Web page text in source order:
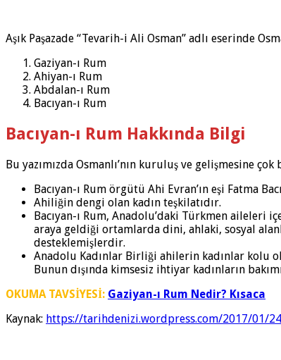
Aşık Paşazade “Tevarih-i Ali Osman” adlı eserinde
Gaziyan-ı Rum
Ahiyan-ı Rum
Abdalan-ı Rum
Bacıyan-ı Rum
Bacıyan-ı Rum Hakkında Bilgi
Bu yazımızda Osmanlı’nın kuruluş ve gelişmesine
Bacıyan-ı Rum örgütü Ahi Evran’ın eşi Fatma
Ahiliğin dengi olan kadın teşkilatıdır.
Bacıyan-ı Rum, Anadolu’daki Türkmen aileleri
araya geldiği ortamlarda dini, ahlaki, sosyal
desteklemişlerdir.
Anadolu Kadınlar Birliği ahilerin kadınlar kolu
Bunun dışında kimsesiz ihtiyar kadınların
OKUMA TAVSİYESİ: Gaziyan-ı Rum Nedir? Kısaca
Kaynak: https://tarihdenizi.wordpress.com/2017/01/